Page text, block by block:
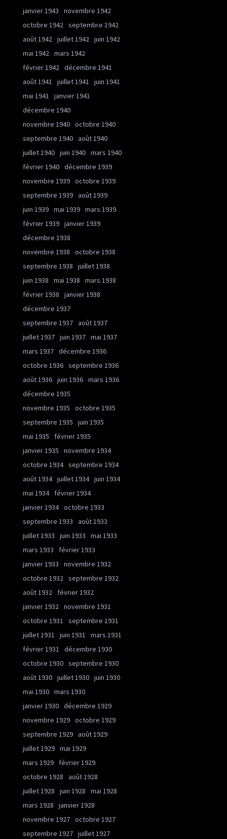
janvier 1943
novembre 1942
octobre 1942 septembre 1942
août 1942 juillet 1942 juin 1942
mai 1942 mars 1942
février 1942 décembre 1941
août 1941
juillet 1941
juin 1941
mai 1941
janvier 1941
décembre 1940
novembre 1940 octobre 1940
septembre 1940 août 1940
juillet 1940 juin 1940 mars 1940
février 1940 décembre 1939
novembre 1939 octobre 1939
septembre 1939 août 1939
juin 1939 mai 1939 mars 1939
février 1939 janvier 1939
décembre 1938
novembre 1938
octobre 1938
septembre 1938
juillet 1938
juin 1938
mai 1938
mars 1938
février 1938
janvier 1938
décembre 1937
septembre 1937 août 1937
juillet 1937 juin 1937 mai 1937
mars 1937 décembre 1936
octobre 1936 septembre 1936
août 1936 juin 1936 mars 1936
décembre 1935
novembre 1935
octobre 1935
septembre 1935
juin 1935
mai 1935
février 1935
janvier 1935
novembre 1934
octobre 1934 septembre 1934
août 1934 juillet 1934 juin 1934
mai 1934
février 1934
janvier 1934 octobre 1933
septembre 1933
août 1933
juillet 1933
juin 1933
mai 1933
mars 1933
février 1933
janvier 1933
novembre 1932
octobre 1932 septembre 1932
août 1932
février 1932
janvier 1932 novembre 1931
octobre 1931
septembre 1931
juillet 1931
juin 1931
mars 1931
février 1931
décembre 1930
octobre 1930 septembre 1930
août 1930 juillet 1930 juin 1930
mai 1930 mars 1930
janvier 1930 décembre 1929
novembre 1929 octobre 1929
septembre 1929 août 1929
juillet 1929 mai 1929
mars 1929
février 1929
octobre 1928
août 1928
juillet 1928
juin 1928
mai 1928
mars 1928
janvier 1928
novembre 1927 octobre 1927
septembre 1927 juillet 1927